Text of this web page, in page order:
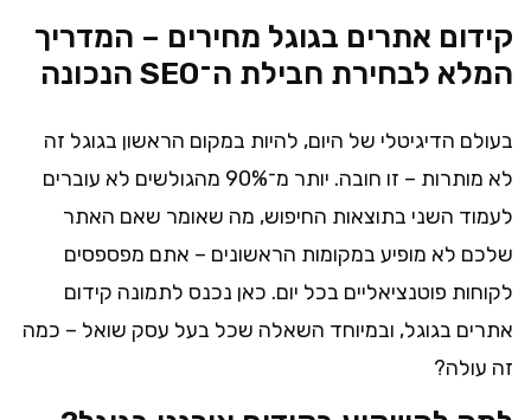
קידום אתרים בגוגל מחירים – המדריך
המלא לבחירת חבילת ה־SEO הנכונה
בעולם הדיגיטלי של היום, להיות במקום הראשון בגוגל זה
לא מותרות – זו חובה. יותר מ־90% מהגולשים לא עוברים
לעמוד השני בתוצאות החיפוש, מה שאומר שאם האתר
שלכם לא מופיע במקומות הראשונים – אתם מפספסים
לקוחות פוטנציאליים בכל יום. כאן נכנס לתמונה קידום
אתרים בגוגל, ובמיוחד השאלה שכל בעל עסק שואל – כמה
זה עולה?